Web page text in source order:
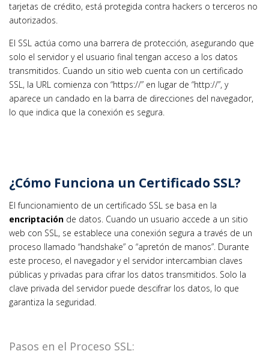
tarjetas de crédito, está protegida contra hackers o terceros no
autorizados.
El SSL actúa como una barrera de protección, asegurando que
solo el servidor y el usuario final tengan acceso a los datos
transmitidos. Cuando un sitio web cuenta con un certificado
SSL, la URL comienza con “https://” en lugar de “http://”, y
aparece un candado en la barra de direcciones del navegador,
lo que indica que la conexión es segura.
¿Cómo Funciona un Certificado SSL?
El funcionamiento de un certificado SSL se basa en la
encriptación de datos. Cuando un usuario accede a un sitio
web con SSL, se establece una conexión segura a través de un
proceso llamado “handshake” o “apretón de manos”. Durante
este proceso, el navegador y el servidor intercambian claves
públicas y privadas para cifrar los datos transmitidos. Solo la
clave privada del servidor puede descifrar los datos, lo que
garantiza la seguridad.
Pasos en el Proceso SSL: